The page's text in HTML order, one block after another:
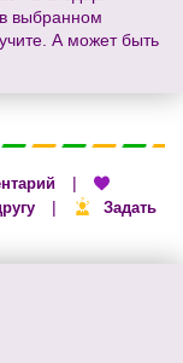
выбранном
А может быть
|
|
Задать